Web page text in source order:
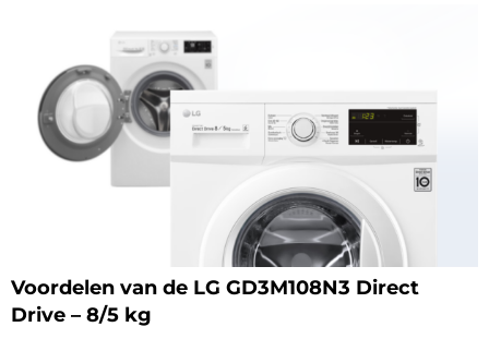
Voordelen van de LG GD3M108N3 Direct
Drive – 8/5 kg